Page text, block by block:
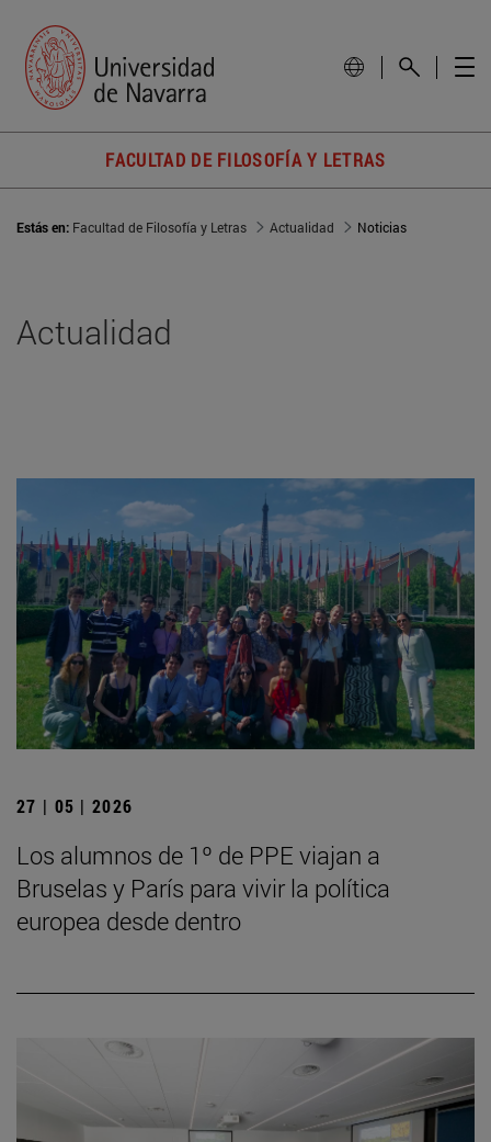
FACULTAD DE FILOSOFÍA Y LETRAS
Estás en: Facultad de Filosofía y Letras Actualidad Noticias
Actualidad
27 | 05 | 2026
Los alumnos de 1º de PPE viajan a
Bruselas y París para vivir la política
europea desde dentro